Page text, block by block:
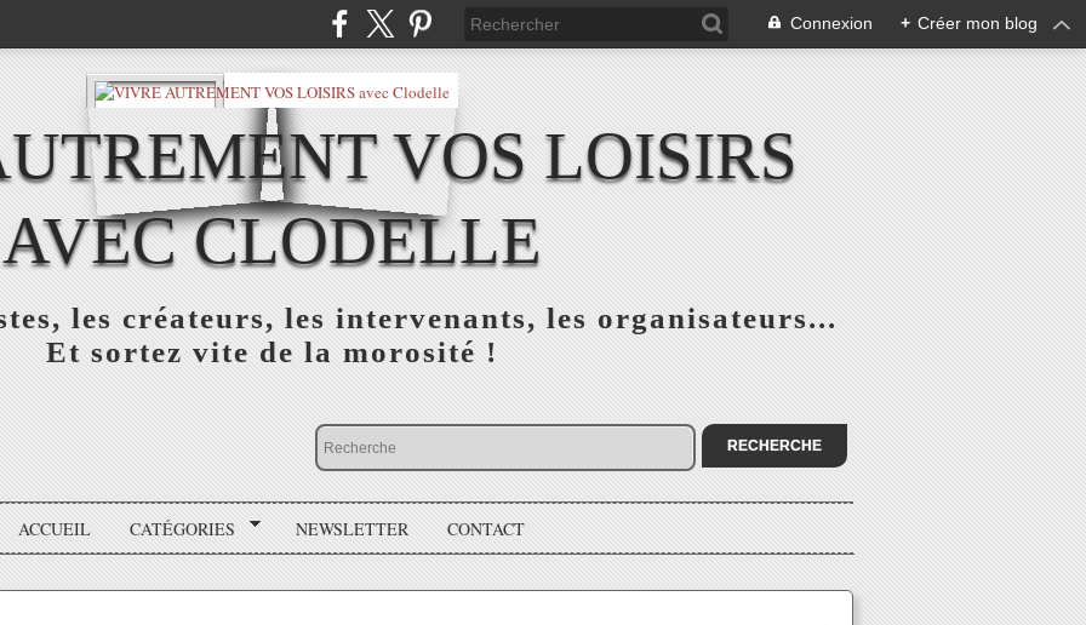
Connexion + Créer mon blog
VOS LOISIRS
AVEC CLODELLE
les créateurs, les intervenants, les organisateurs...
Et sortez vite de la morosité !
ACCUEIL CATÉGORIES NEWSLETTER CONTACT